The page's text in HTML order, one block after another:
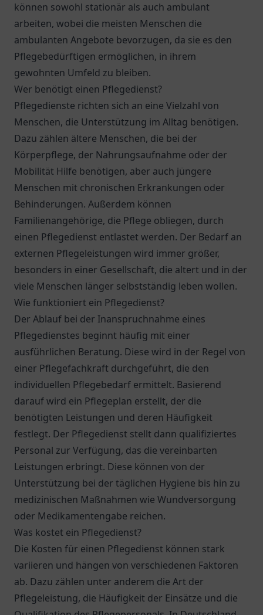
können sowohl stationär als auch ambulant
arbeiten, wobei die meisten Menschen die
ambulanten Angebote bevorzugen, da sie es den
Pflegebedürftigen ermöglichen, in ihrem
gewohnten Umfeld zu bleiben.
Wer benötigt einen Pflegedienst?
Pflegedienste richten sich an eine Vielzahl von
Menschen, die Unterstützung im Alltag benötigen.
Dazu zählen ältere Menschen, die bei der
Körperpflege, der Nahrungsaufnahme oder der
Mobilität Hilfe benötigen, aber auch jüngere
Menschen mit chronischen Erkrankungen oder
Behinderungen. Außerdem können
Familienangehörige, die Pflege obliegen, durch
einen Pflegedienst entlastet werden. Der Bedarf an
externen Pflegeleistungen wird immer größer,
besonders in einer Gesellschaft, die altert und in der
viele Menschen länger selbstständig leben wollen.
Wie funktioniert ein Pflegedienst?
Der Ablauf bei der Inanspruchnahme eines
Pflegedienstes beginnt häufig mit einer
ausführlichen Beratung. Diese wird in der Regel von
einer Pflegefachkraft durchgeführt, die den
individuellen Pflegebedarf ermittelt. Basierend
darauf wird ein Pflegeplan erstellt, der die
benötigten Leistungen und deren Häufigkeit
festlegt. Der Pflegedienst stellt dann qualifiziertes
Personal zur Verfügung, das die vereinbarten
Leistungen erbringt. Diese können von der
Unterstützung bei der täglichen Hygiene bis hin zu
medizinischen Maßnahmen wie Wundversorgung
oder Medikamentengabe reichen.
Was kostet ein Pflegedienst?
Die Kosten für einen Pflegedienst können stark
variieren und hängen von verschiedenen Faktoren
ab. Dazu zählen unter anderem die Art der
Pflegeleistung, die Häufigkeit der Einsätze und die